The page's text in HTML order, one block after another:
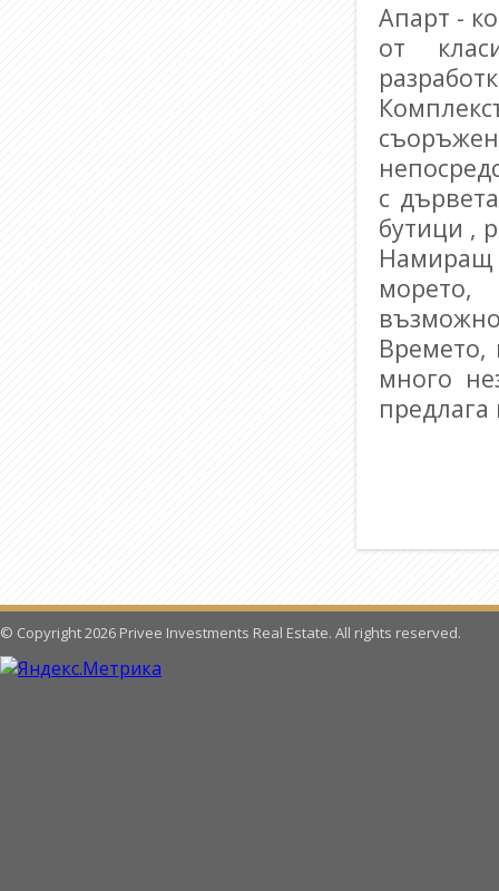
Апарт -
от
с
бутици ,
морето,
Времето,
много
предлага
© Copyright 2026 Privee Investments Real Estate. All rights reserved.